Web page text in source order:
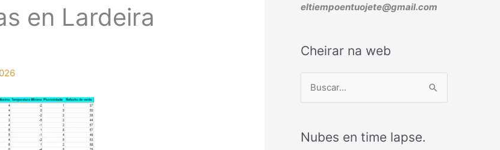
en Lardeira
eltiempoentuojete@gmail.com
Cheirar na web
cNubes en time lapse.